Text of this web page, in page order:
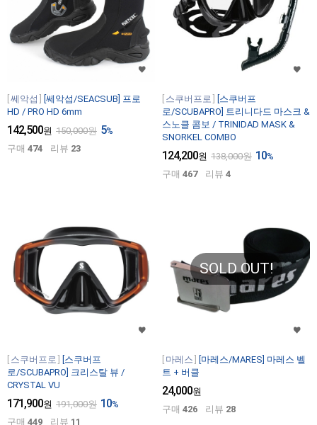
쎄악섭
[쎄악섭/SEACSUB] 프로
HD / PRO HD 6mm
142,500원 150,000원 5%
구매 474 리뷰 23
스쿠버프로
[스쿠버프
로/SCUBAPRO] 트리니다드 마스크 &
스노클 콤보 / TRINIDAD MASK &
SNORKEL COMBO
124,200원 138,000원 10%
구매 467 리뷰 4
스쿠버프로
[스쿠버프
로/SCUBAPRO] 크리스탈 뷰 /
CRYSTAL VU
171,900원 191,000원 10%
구매 449 리뷰 11
SOLD OUT!
마레스
[마레스/MARES] 마레스 벨
트 + 버클
24,000원
구매 426 리뷰 28